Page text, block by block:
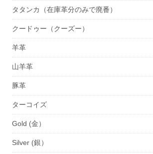
タタンカ（在庫革分のみで廃番）
クードゥー（クーズー）
羊革
山羊革
豚革
ターコイズ
Gold (金）
Silver (銀）